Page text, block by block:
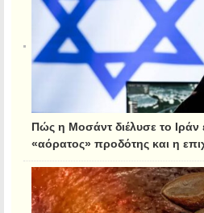
Πώς η Μοσάντ διέλυσε το
«αόρατος» προδότης και η